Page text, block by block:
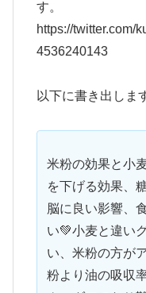
す。
https://twitter.com/
4536240143
以下に書き出しま
米粉の効果と小
を下げる効果、
脳に良い影響、
い💚小麦と違い
い、米粉の方が
粉より油の吸収